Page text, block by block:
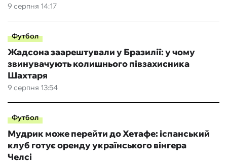
9 серпня 14:17
Футбол
9 серпня 13:54
Жадсона заарештували у Бразилії: у чому
звинувачують колишнього півзахисника
Шахтаря
Футбол
Мудрик може перейти до Хетафе: іспанський
клуб готує оренду українського вінгера
Челсі